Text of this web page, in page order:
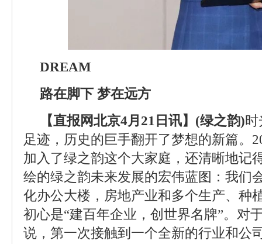
DREAM
路在脚下 梦在远方
【直报网北京4月21日讯】(绿之韵)时
足迹，历史的巨手翻开了梦想的新篇。
加入了绿之韵这个大家庭，还清晰地记
绘的绿之韵未来发展的宏伟蓝图：我们
化办公大楼，房地产业和多个生产、种
初心是“建百年企业，创世界名牌”。对
说，第一次接触到一个全新的行业和公